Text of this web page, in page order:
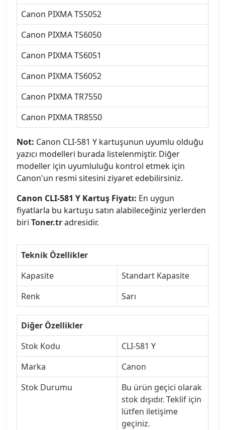
Canon PIXMA TS5052
Canon PIXMA TS6050
Canon PIXMA TS6051
Canon PIXMA TS6052
Canon PIXMA TR7550
Canon PIXMA TR8550
Not: Canon CLI-581 Y kartuşunun uyumlu olduğu
yazıcı modelleri burada listelenmiştir. Diğer
modeller için uyumluluğu kontrol etmek için
Canon'un resmi sitesini ziyaret edebilirsiniz.
Canon CLI-581 Y Kartuş Fiyatı: En uygun
fiyatlarla bu kartuşu satın alabileceğiniz yerlerden
biri Toner.tradresidir.
Teknik Özellikler
Kapasite
Standart Kapasite
Renk
Sarı
Diğer Özellikler
Stok Kodu
CLI-581 Y
Marka
Canon
Stok Durumu
Bu ürün geçici olarak
stok dışıdır. Teklif için
lütfen iletişime
geçiniz.